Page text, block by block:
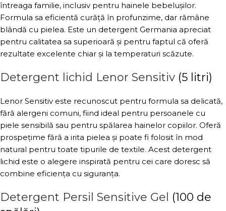
întreaga familie, inclusiv pentru hainele bebelușilor.
Formula sa eficientă curăță în profunzime, dar rămâne
blândă cu pielea. Este un detergent Germania apreciat
pentru calitatea sa superioară și pentru faptul că oferă
rezultate excelente chiar și la temperaturi scăzute.
Detergent lichid Lenor Sensitiv (5 litri)
Lenor Sensitiv este recunoscut pentru formula sa delicată,
fără alergeni comuni, fiind ideal pentru persoanele cu
piele sensibilă sau pentru spălarea hainelor copiilor. Oferă
prospețime fără a irita pielea și poate fi folosit în mod
natural pentru toate tipurile de textile. Acest detergent
lichid este o alegere inspirată pentru cei care doresc să
combine eficiența cu siguranța.
Detergent Persil Sensitive Gel (100 de